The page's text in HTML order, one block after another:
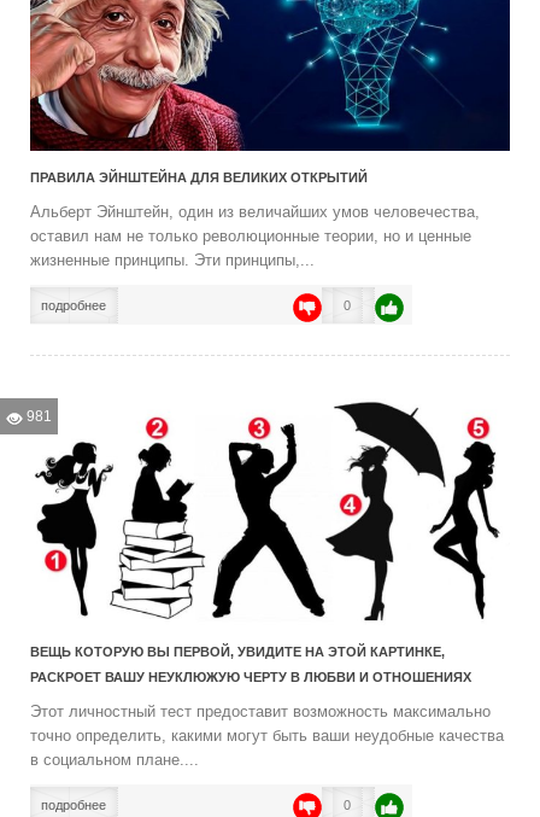
ПРАВИЛА ЭЙНШТЕЙНА ДЛЯ ВЕЛИКИХ ОТКРЫТИЙ
Альберт Эйнштейн, один из величайших умов человечества,
оставил нам не только революционные теории, но и ценные
жизненные принципы. Эти принципы,...
подробнее 0
981
ВЕЩЬ КОТОРУЮ ВЫ ПЕРВОЙ, УВИДИТЕ НА ЭТОЙ КАРТИНКЕ,
РАСКРОЕТ ВАШУ НЕУКЛЮЖУЮ ЧЕРТУ В ЛЮБВИ И ОТНОШЕНИЯХ
Этот личностный тест предоставит возможность максимально
точно определить, какими могут быть ваши неудобные качества
в социальном плане....
подробнее 0